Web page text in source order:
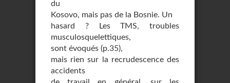
du
Kosovo, mais pas de la Bosnie. Un
hasard ? Les TMS, troubles
musculosquelettiques,
sont évoqués (p.35),
mais rien sur la recrudescence des
accidents